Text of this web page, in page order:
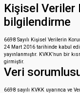
Kişisel Veriler
bilgilendirme
6698 Sayılı Kişisel Verilerin
24 Mart 2016 tarihinde kabul
yayınlanmıştır. KVKK’nun bir
girmiştir.
Veri
6698 sayılı KVKK uyarınca ve